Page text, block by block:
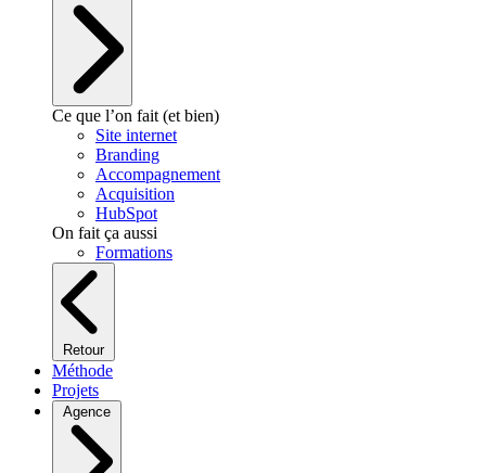
Ce que l’on fait (et bien)
Site internet
Branding
Accompagnement
Acquisition
HubSpot
On fait ça aussi
Formations
Retour
Méthode
Projets
Agence